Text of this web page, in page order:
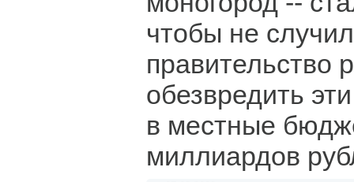
чтобы не
правительство
обезвредить
в местные
миллиардов